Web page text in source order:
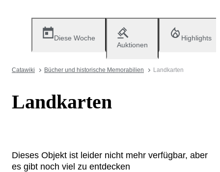
Diese Woche
Auktionen
Highlights
Catawiki Bücher und historische Memorabilien Landkarten
Landkarten
Dieses Objekt ist leider nicht mehr verfügbar, aber
es gibt noch viel zu entdecken